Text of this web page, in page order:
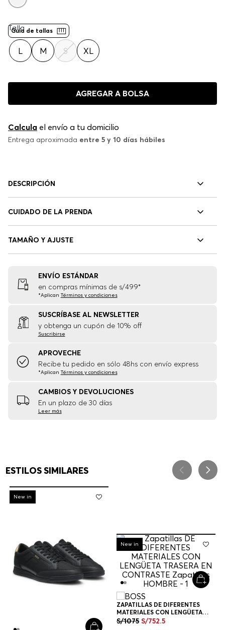
Guía de tallas
Talla
L M S XL
AGREGAR A BOLSA
Calcula el envío a tu domicilio
Entrega aproximada entre 5 y 10 días hábiles
DESCRIPCIÓN
CUIDADO DE LA PRENDA
TAMAÑO Y AJUSTE
ENVÍO ESTÁNDAR
en compras mínimas de s/499*
*Aplican Términos y condiciones
SUSCRÍBASE AL NEWSLETTER
y obtenga un cupón de 10% off
Suscribirse
APROVECHE
Recibe tu pedido en sólo 48hs con envío express
*Aplican Términos y condiciones
CAMBIOS Y DEVOLUCIONES
En un plazo de 30 días
Leer más
ESTILOS SIMILARES
-30%
New in
-30%
New in
ZAPATILLAS DE DIFERENTES
MATERIALES CON LENGÜETA
TRASERA EN CONTRASTE
ZAPATILLAS HOMBRE
S/1075 S/752.5